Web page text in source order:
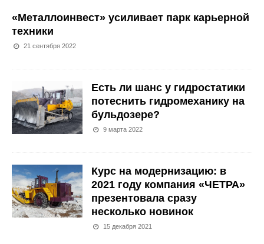
«Металлоинвест» усиливает парк карьерной
техники
21 сентября 2022
Есть ли шанс у гидростатики
потеснить гидромеханику на
бульдозере?
9 марта 2022
Курс на модернизацию: в
2021 году компания «ЧЕТРА»
презентовала сразу
несколько новинок
15 декабря 2021